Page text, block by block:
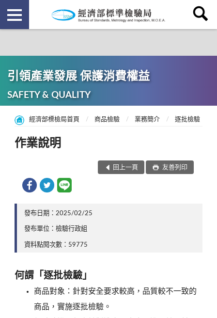
引領產業發展 保護消費權益
SAFETY & QUALITY
經濟部標檢局首頁 商品檢驗 業務簡介 逐批檢驗
作業說明
回上一頁 友善列印
發布日期：2025/02/25
發布單位：檢驗行政組
資料點閱次數：59775
何謂「逐批檢驗」
商品對象：針對安全要求較高，品質較不一致的
商品，實施逐批檢驗。